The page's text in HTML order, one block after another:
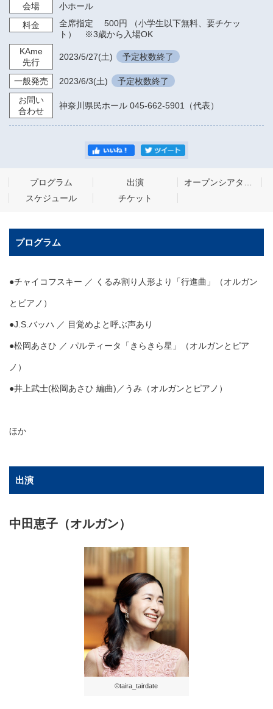
会場
小ホール
料金
全席指定 500円 （小学生以下無料、要チケッ
ト） ※3歳から入場OK
KAme
先行
2023/5/27(土) 予定枚数終了
一般発売 2023/6/3(土)
予定枚数終了
お問い
合わせ
神奈川県民ホール 045-662-5901（代表）
プログラム 出演
スケジュール
チケット
プログラム
●チャイコフスキー ／ くるみ割り人形より「行進曲」（オルガン
とピアノ）
●J.S.バッハ ／ 目覚めよと呼ぶ声あり
●松岡あさひ ／ パルティータ「きらきら星」（オルガンとピア
ノ）
●井上武士(松岡あさひ 編曲)／うみ（オルガンとピアノ）
ほか
出演
中田恵子（オルガン）
©taira_tairdate